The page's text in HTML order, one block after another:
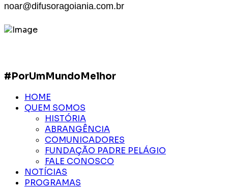
noar@difusoragoiania.com.br
#PorUmMundoMelhor
HOME
QUEM SOMOS
HISTÓRIA
ABRANGÊNCIA
COMUNICADORES
FUNDAÇÃO PADRE PELÁGIO
FALE CONOSCO
NOTÍCIAS
PROGRAMAS